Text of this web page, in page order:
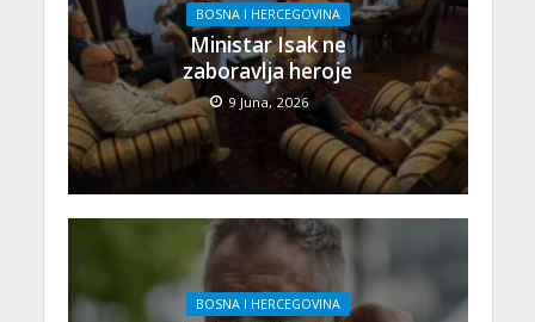
BOSNA I HERCEGOVINA
Ministar Isak ne
zaboravlja heroje
9 Juna, 2026
BOSNA I HERCEGOVINA